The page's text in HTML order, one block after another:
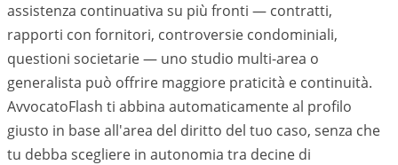
assistenza continuativa su più fronti — contratti,
rapporti con fornitori, controversie condominiali,
questioni societarie — uno studio multi-area o
generalista può offrire maggiore praticità e continuità.
AvvocatoFlash ti abbina automaticamente al profilo
giusto in base all'area del diritto del tuo caso, senza che
tu debba scegliere in autonomia tra decine di